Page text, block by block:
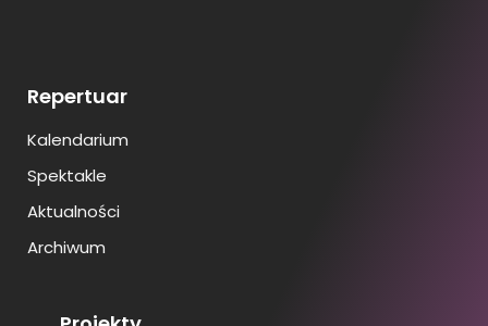
Repertuar
Kalendarium
Spektakle
Aktualności
Archiwum